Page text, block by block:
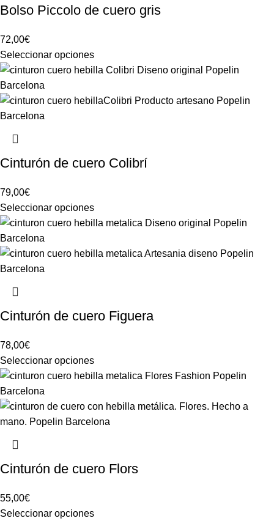
Bolso Piccolo de cuero gris
72,00€
Seleccionar opciones
Cinturón de cuero Colibrí
79,00€
Seleccionar opciones
Cinturón de cuero Figuera
78,00€
Seleccionar opciones
Cinturón de cuero Flors
55,00€
Seleccionar opciones